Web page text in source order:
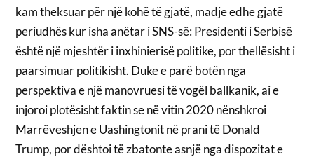
kam theksuar për një kohë të gjatë, madje edhe gjatë
periudhës kur isha anëtar i SNS-së: Presidenti i Serbisë
është një mjeshtër i inxhinierisë politike, por thellësisht i
paarsimuar politikisht. Duke e parë botën nga
perspektiva e një manovruesi të vogël ballkanik, ai e
injoroi plotësisht faktin se në vitin 2020 nënshkroi
Marrëveshjen e Uashingtonit në prani të Donald
Trump, por dështoi të zbatonte asnjë nga dispozitat e